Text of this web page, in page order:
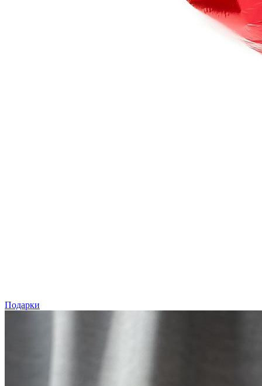
Подарки